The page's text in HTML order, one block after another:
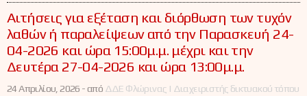
Αιτήσεις για εξέταση και διόρθωση των τυχόν
λαθών ή παραλείψεων από την Παρασκευή 24-
04-2026 και ώρα 15:00μ.μ. μέχρι και την
Δευτέρα 27-04-2026 και ώρα 13:00μ.μ.
24 Απριλίου, 2026 -από ΔΔΕ Φλώρινας | Διαχειριστής δικτυακού τόπου